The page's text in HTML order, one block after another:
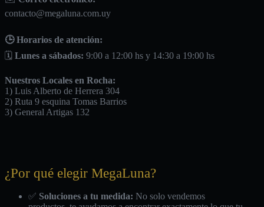
contacto@megaluna.com.uy
🕒 Horarios de atención:
🗓️ Lunes a sábados: 9:00 a 12:00 hs y 14:30 a 19:00 hs
Nuestros Locales en Rocha:
1) Luis Alberto de Herrera 304
2) Ruta 9 esquina Tomas Barrios
3) General Artigas 132
¿Por qué elegir MegaLuna?
✅ Soluciones a tu medida: No solo vendemos